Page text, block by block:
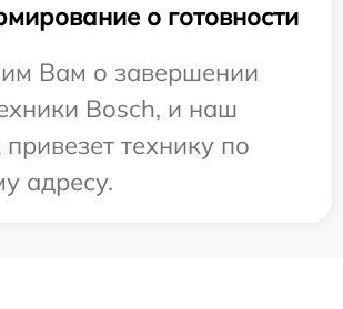
о готовности
Вам о завершении
Bosch, и наш
технику по
адресу.